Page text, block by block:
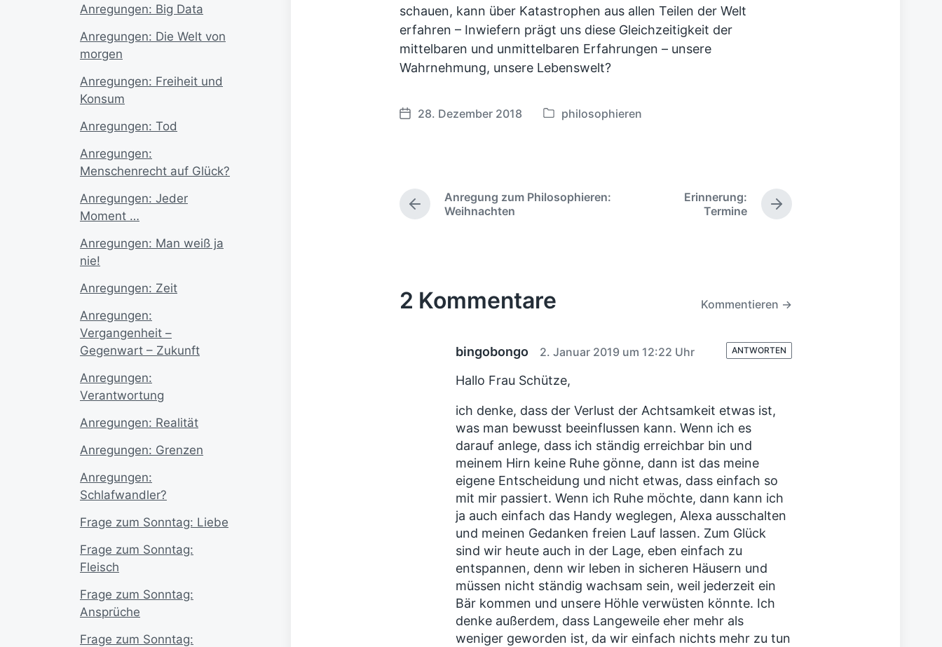
Anregungen: Big Data
Anregungen: Die Welt von
morgen
Anregungen: Freiheit und
Konsum
Anregungen: Tod
Anregungen:
Menschenrecht auf Glück?
Anregungen: Jeder
Moment …
Anregungen: Man weiß ja
nie!
Anregungen: Zeit
Anregungen:
Vergangenheit –
Gegenwart – Zukunft
Anregungen:
Verantwortung
Anregungen: Realität
Anregungen: Grenzen
Anregungen:
Schlafwandler?
Frage zum Sonntag: Liebe
Frage zum Sonntag:
Fleisch
Frage zum Sonntag:
Ansprüche
Frage zum Sonntag:
schauen, kann über Katastrophen aus allen Teilen der Welt
erfahren – Inwiefern prägt uns diese Gleichzeitigkeit der
mittelbaren und unmittelbaren Erfahrungen – unsere
Wahrnehmung, unsere Lebenswelt?
V
f
c
28. Dezember 2018
V
f
c
i
n
philosophieren
V
o
g
Anregung zum Philosophieren:
Weihnachten
N
ä
r
i
Erinnerung:
Termine
2 Kommentare Kommentieren →
bingobongo 2. Januar 2019 um 12:22 Uhr
Hallo Frau Schütze,
ich denke, dass der Verlust der Achtsamkeit etwas ist,
was man bewusst beeinflussen kann. Wenn ich es
darauf anlege, dass ich ständig erreichbar bin und
meinem Hirn keine Ruhe gönne, dann ist das meine
eigene Entscheidung und nicht etwas, dass einfach so
mit mir passiert. Wenn ich Ruhe möchte, dann kann ich
ja auch einfach das Handy weglegen, Alexa ausschalten
und meinen Gedanken freien Lauf lassen. Zum Glück
sind wir heute auch in der Lage, eben einfach zu
entspannen, denn wir leben in sicheren Häusern und
müssen nicht ständig wachsam sein, weil jederzeit ein
Bär kommen und unsere Höhle verwüsten könnte. Ich
denke außerdem, dass Langeweile eher mehr als
weniger geworden ist, da wir einfach nichts mehr zu tun
ANTWORTEN